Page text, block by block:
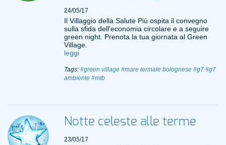
24/05/17
Il Villaggio della Salute Più ospita il convegno
sulla sfida dell'economia circolare e a seguire
green night. Prenota la tua giornata al Green
Village.
leggi
Tags: #green village #mare termale bolognese #g7 #g7
ambiente #mtb
Notte celeste alle terme
23/05/17